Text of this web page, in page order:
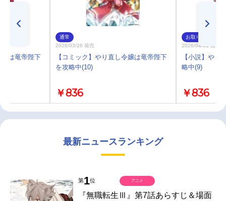
は竜帝陛下
通常
2026/03/26 発売
【コミック】やり直し令嬢は竜帝陛下
を攻略中(10)
￥836
お取り寄せ
2026/04/01 発売
【小説】やり
略中(9)
￥836
最新ニュースランキング
第1位
『無職転生Ⅲ』第7話あらすじ＆場面
アニメ